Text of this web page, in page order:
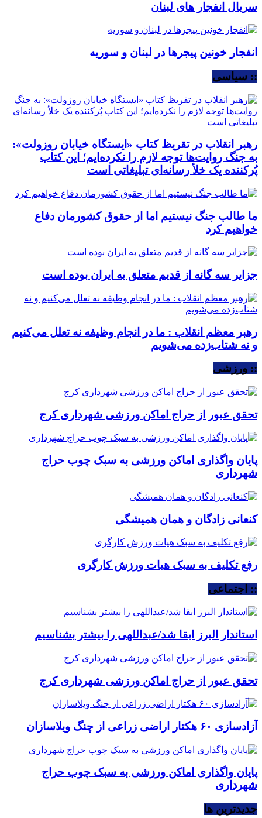
سریال انفجار های لبنان
انفجار خونین پیجرها در لبنان و سوریه
:: سیاسی
رهبر انقلاب در تقریظ کتاب «ایستگاه خیابان روزولت»:
به جنگ روایت‌ها توجه لازم را نکرده‌ایم؛ این کتاب
پُرکننده‌ یک خلأ رسانه‌ای تبلیغاتی است
ما طالب جنگ نیستیم اما از حقوق کشورمان دفاع
خواهیم کرد
جزایر سه گانه از قدیم متعلق به ایران بوده است
رهبر معظم انقلاب : ما در انجام وظیفه نه تعلل می‌کنیم
و نه شتاب‌زده می‌شویم
:: ورزشی
تحقق عبور از حراج اماکن ورزشی شهرداری کرج
پایان واگذاری اماکن ورزشی به سبک چوب حراج
شهرداری
کنعانی زادگان و همان همیشگی
رفع تکلیف به سبک هیات ورزش کارگری
:: اجتماعی
استاندار البرز ابقا شد/عبداللهی را بیشتر بشناسیم
تحقق عبور از حراج اماکن ورزشی شهرداری کرج
آزادسازی ۶۰ هکتار اراضی زراعی از چنگ ویلاسازان
پایان واگذاری اماکن ورزشی به سبک چوب حراج
شهرداری
جديدترين ها